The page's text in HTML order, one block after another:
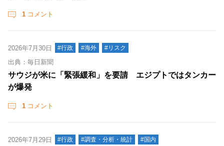
1 コメント
2026年7月30日 #行政 #海外 #リスク
出典：毎日新聞
サウジが米に「緊張緩和」を要請 エジプトではタンカー
が爆発
1 コメント
2026年7月29日 #行政 #調査・分析・統計 #国内